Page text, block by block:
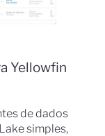
Yellowfin
de dados
simples,